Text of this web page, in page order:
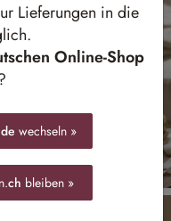
Lieferungen in die
Online-Shop
de wechseln »
ch bleiben »